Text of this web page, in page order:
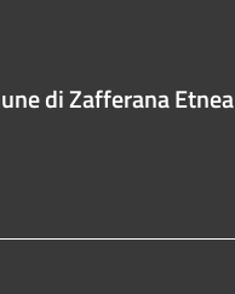
di Zafferana Etnea